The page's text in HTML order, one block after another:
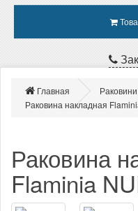
Главная
Раковини
Раковина накладная
Раковина
Flaminia